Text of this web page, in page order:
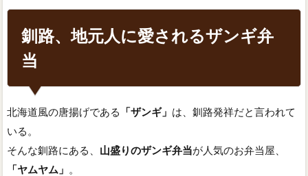
釧路、地元人に愛されるザンギ弁
当
北海道風の唐揚げである 「ザンギ」 は、釧路発祥だと言われて
いる。
そんな釧路にある、 山盛りのザンギ弁当が人気のお弁当屋、
「ヤムヤム」